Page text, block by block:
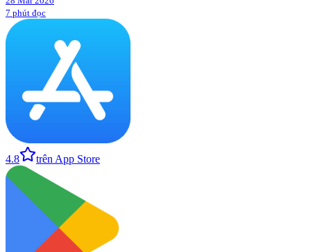
7 phút đọc
4.8 trên App Store